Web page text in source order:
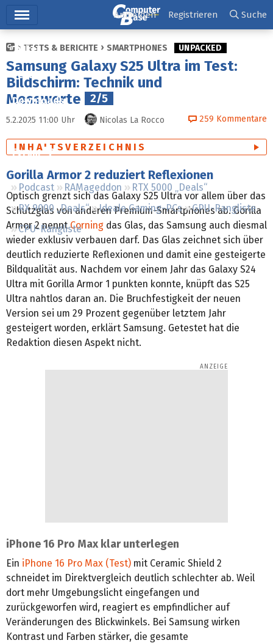
Ticker
Tests
Downloads
Preisvergleich
Forum
Podcast RAMageddon
RTX 5000 „Deals“
RX 9000 „Deals“
Ideale Gaming-PCs
GPU-Rangliste
CPU-Rangliste
Anmelden Registrieren Suche
TESTS & BERICHTE SMARTPHONES UNPACKED
Samsung Galaxy S25 Ultra im Test:
Bildschirm: Technik und
Messwerte
2/5
5.2.2025 11:00 Uhr Nicolas La Rocco 259 Kommentare
INHALTSVERZEICHNIS
Gorilla Armor 2 reduziert Reflexionen
Optisch grenzt sich das Galaxy S25 Ultra vor allem über das
Schutzglas von anderen Premium-Smartphones ab. Gorilla
Armor 2 nenntCorning das Glas, das Samsung auch diesmal
wieder exklusiv verbauen darf. Das Glas zeichnet sich über
deutlich reduzierte Reflexionen und damit eine gesteigerte
Bildqualität aus. Nachdem vor einem Jahr das Galaxy S24
Ultra mit Gorilla Armor 1 punkten konnte, knüpft das S25
Ultra nahtlos daran an. Die Bruchfestigkeit der neuen
Version sei um 29 Prozent gegenüber letztem Jahr
gesteigert worden, erklärt Samsung. Getestet hat die
Redaktion diesen Aspekt nicht.
iPhone 16 Pro Max klar unterlegen
Ein iPhone 16 Pro Max (Test) mit Ceramic Shield 2
schneidet im Direktvergleich deutlich schlechter ab. Weil
dort mehr Umgebungslicht eingefangen und
zurückgeworfen wird, reagiert es empfindlicher auf
Veränderungen des Blickwinkels. Bei Samsung wirken
Kontrast und Farben stärker, die gesamte